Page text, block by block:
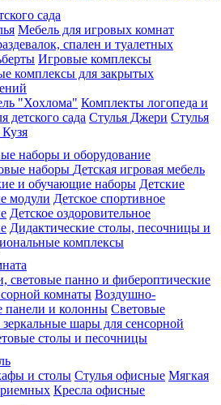
сада
Мебель для игровых комнат
спален и туалетных
Игровые комплексы
комплексы для закрытых
"Хохлома" Комплекты логопеда и
детского сада Стулья Джери Стулья
наборы и оборудование
наборы Детская игровая мебель
и обучающие наборы Детские
модули Детское спортивное
Детское оздоровительное
Дидактические столы, песочницы и
комплексы
световые панно и фибероптические
комнаты Воздушно-
панели и колонны Световые
шары для сенсорной
столы и песочницы
и столы Стулья офисные Мягкая
Кресла офисные